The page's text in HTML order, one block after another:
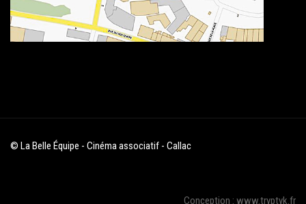
© La Belle Équipe - Cinéma associatif - Callac
Conception : www.tryptyk.fr